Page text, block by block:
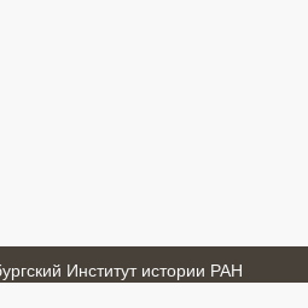
Институт истории РАН